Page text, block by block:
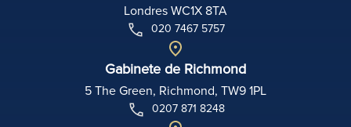
Londres WC1X 8TA
020 7467 5757
Gabinete de Richmond
5 The Green, Richmond, TW9 1PL
0207 871 8248